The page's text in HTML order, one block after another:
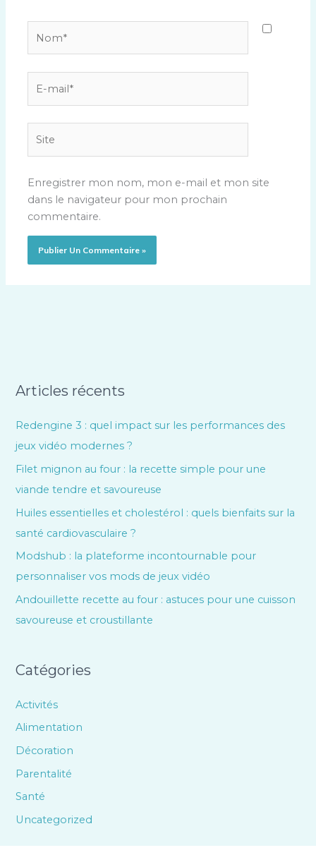
mail*
Enregistrer mon nom, mon e-mail et mon site
dans le navigateur pour mon prochain
commentaire.
Articles récents
Redengine 3 : quel impact sur les performances des
jeux vidéo modernes ?
Filet mignon au four : la recette simple pour une
viande tendre et savoureuse
Huiles essentielles et cholestérol : quels bienfaits sur la
santé cardiovasculaire ?
Modshub : la plateforme incontournable pour
personnaliser vos mods de jeux vidéo
Andouillette recette au four : astuces pour une cuisson
savoureuse et croustillante
Catégories
Activités
Alimentation
Décoration
Parentalité
Santé
Uncategorized